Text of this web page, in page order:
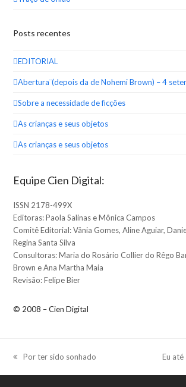
Posts recentes
EDITORIAL
Abertura¨(depois da de Nohemi Brown) – 4
Sobre a necessidade de ficções
As crianças e seus objetos
As crianças e seus objetos
Equipe Cien Digital:
ISSN 2178-499X
Editoras: Paola Salinas e Mônica Campos
Comitê Editorial: Vânia Gomes, Aline Aguiar,
Regina Santa Silva
Consultoras: Maria do Rosário Collier do Rêgo
Brown e Ana Martha Maia
Revisão: Felipe Bier
© 2008 – Cien Digital
previous
post:
Por ter sido sonhado
next
post:
Eu até